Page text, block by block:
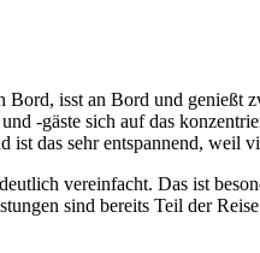
isst an Bord und genießt
-gäste sich auf das
das sehr entspannend, weil
vereinfacht. Das ist
sind bereits Teil der